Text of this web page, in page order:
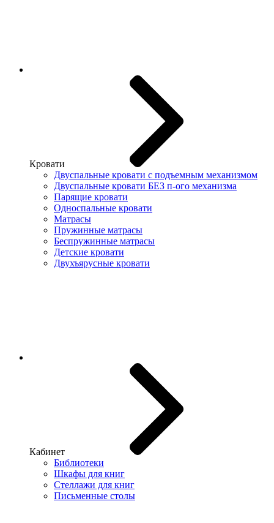
Кровати
Двуспальные кровати с подъемным механизмом
Двуспальные кровати БЕЗ п-ого механизма
Парящие кровати
Односпальные кровати
Матрасы
Пружинные матрасы
Беспружинные матрасы
Детские кровати
Двухъярусные кровати
Кабинет
Библиотеки
Шкафы для книг
Стеллажи для книг
Письменные столы